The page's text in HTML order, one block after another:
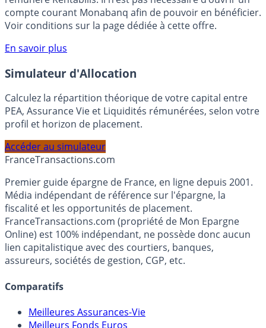
votre épargne, auprès de Monabanq, via le compte
rémunéré Rentabilis. Il n’est pas nécessaire d’ouvrir un
Voir conditions sur la page dédiée à cette offre.
En savoir plus
Simulateur d'Allocation
Calculez la répartition théorique de votre capital entre
profil et horizon de placement.
FranceTransactions.com
Premier guide épargne de France, en ligne depuis 2001.
Média indépendant de référence sur l'épargne, la
fiscalité et les opportunités de placement.
FranceTransactions.com (propriété de Mon Epargne
Online) est 100% indépendant, ne possède donc aucun
assureurs, sociétés de gestion, CGP, etc.
Comparatifs